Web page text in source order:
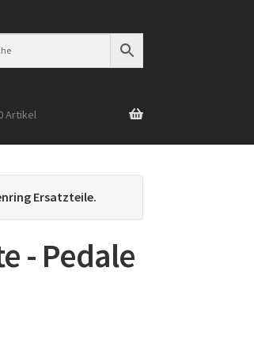
Artikel
Ersatzteile.
- Pedale